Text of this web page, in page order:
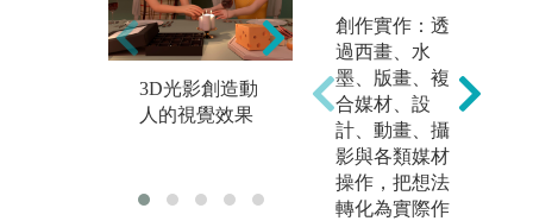
3D光影創造動
人的視覺效果
3D角色建模與
材質貼圖技巧
訓練
創作實作：透
過西畫、水
墨、版畫、複
合媒材、設
計、動畫、攝
影與各類媒材
操作，把想法
轉化為實際作